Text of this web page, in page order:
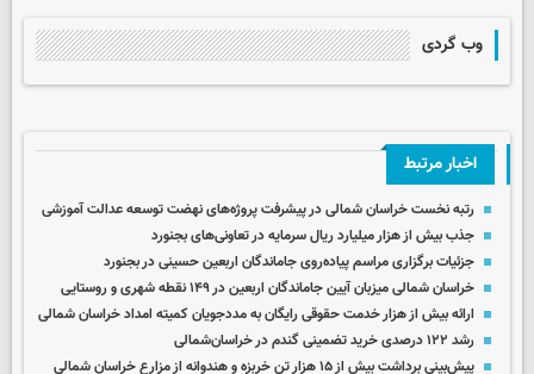
وب گردی
اخبار مرتبط
رتبه نخست خراسان شمالی در پیشرفت پروژه‌های نهضت توسعه عدالت آموزشی
جذب بیش از هزار میلیارد ریال سرمایه در تعاونی‌های بجنورد
جزئیات برگزاری مراسم پیاده‌روی جاماندگان اربعین حسینی در بجنورد
خراسان شمالی میزبان آیین جاماندگان اربعین در ۱۴۹ نقطه شهری و روستایی
ارائه بیش از هزار خدمت حقوقی رایگان به مددجویان کمیته امداد خراسان شمالی
رشد ۱۲۲ درصدی خرید تضمینی گندم در خراسان‌شمالی
پیش‌بینی برداشت بیش از ۱۵ هزار تن خربزه و هندوانه از مزارع خراسان شمالی